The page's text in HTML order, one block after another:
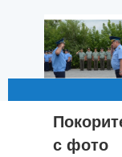
с фото